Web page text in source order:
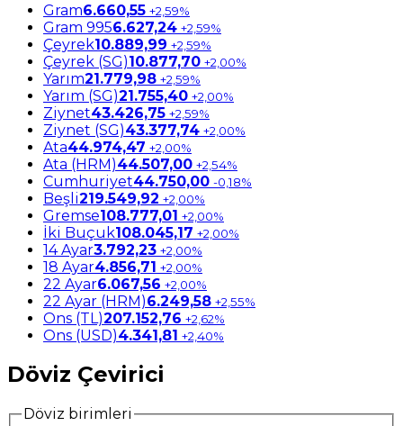
Gram6.660,55 +2,59%
Gram 9956.627,24 +2,59%
Çeyrek10.889,99 +2,59%
Çeyrek (SG)10.877,70 +2,00%
Yarım21.779,98 +2,59%
Yarım (SG)21.755,40 +2,00%
Ziynet43.426,75 +2,59%
Ziynet (SG)43.377,74 +2,00%
Ata44.974,47 +2,00%
Ata (HRM)44.507,00 +2,54%
Cumhuriyet44.750,00 -0,18%
Beşli219.549,92 +2,00%
Gremse108.777,01 +2,00%
İki Buçuk108.045,17 +2,00%
14 Ayar3.792,23 +2,00%
18 Ayar4.856,71 +2,00%
22 Ayar6.067,56 +2,00%
22 Ayar (HRM)6.249,58 +2,55%
Ons (TL)207.152,76 +2,62%
Ons (USD)4.341,81 +2,40%
Döviz Çevirici
Döviz birimleri